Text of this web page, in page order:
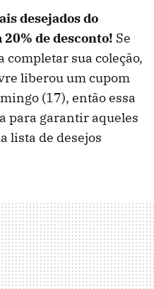
desejados do
de desconto! Se
sua coleção,
liberou um cupom
(17), então essa
para garantir aqueles
lista de desejos